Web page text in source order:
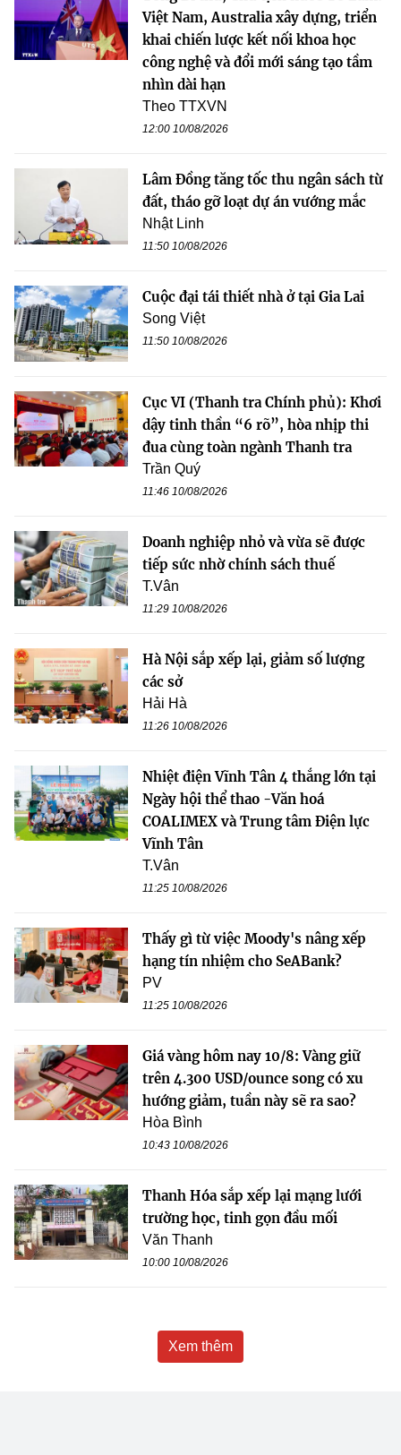
Việt Nam, Australia xây dựng, triển
khai chiến lược kết nối khoa học
công nghệ và đổi mới sáng tạo tầm
nhìn dài hạn
Theo TTXVN
12:00 10/08/2026
Lâm Đồng tăng tốc thu ngân sách từ
đất, tháo gỡ loạt dự án vướng mắc
Nhật Linh
11:50 10/08/2026
Cuộc đại tái thiết nhà ở tại Gia Lai
Song Việt
11:50 10/08/2026
Cục VI (Thanh tra Chính phủ): Khơi
dậy tinh thần “6 rõ”, hòa nhịp thi
đua cùng toàn ngành Thanh tra
Trần Quý
11:46 10/08/2026
Doanh nghiệp nhỏ và vừa sẽ được
tiếp sức nhờ chính sách thuế
T.Vân
11:29 10/08/2026
Hà Nội sắp xếp lại, giảm số lượng
các sở
Hải Hà
11:26 10/08/2026
Nhiệt điện Vĩnh Tân 4 thắng lớn tại
Ngày hội thể thao -Văn hoá
COALIMEX và Trung tâm Điện lực
Vĩnh Tân
T.Vân
11:25 10/08/2026
Thấy gì từ việc Moody's nâng xếp
hạng tín nhiệm cho SeABank?
PV
11:25 10/08/2026
Giá vàng hôm nay 10/8: Vàng giữ
trên 4.300 USD/ounce song có xu
hướng giảm, tuần này sẽ ra sao?
Hòa Bình
10:43 10/08/2026
Thanh Hóa sắp xếp lại mạng lưới
trường học, tinh gọn đầu mối
Văn Thanh
10:00 10/08/2026
Xem thêm